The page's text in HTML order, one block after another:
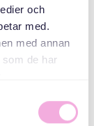
och
med.
med annan
de har